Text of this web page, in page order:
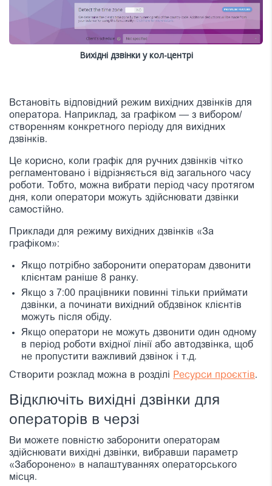
Вихідні дзвінки у кол-центрі
Встановіть відповідний режим вихідних дзвінків для
оператора. Наприклад, за графіком — з вибором/
створенням конкретного періоду для вихідних
дзвінків.
Це корисно, коли графік для ручних дзвінків чітко
регламентовано і відрізняється від загального часу
роботи. Тобто, можна вибрати період часу протягом
дня, коли оператори можуть здійснювати дзвінки
самостійно.
Приклади для режиму вихідних дзвінків «За
графіком»:
Якщо потрібно заборонити операторам дзвонити
клієнтам раніше 8 ранку.
Якщо з 7:00 працівники повинні тільки приймати
дзвінки, а починати вихідний обдзвінок клієнтів
можуть після обіду.
Якщо оператори не можуть дзвонити один одному
в період роботи вхідної лінії або автодзвінка, щоб
не пропустити важливий дзвінок і т.д.
Створити розклад можна в розділі Ресурси проєктів.
Відключіть вихідні дзвінки для
операторів в черзі
Ви можете повністю заборонити операторам
здійснювати вихідні дзвінки, вибравши параметр
«Заборонено» в налаштуваннях операторського
місця.